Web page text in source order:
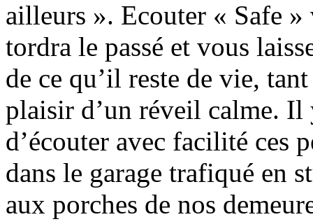
ailleurs ». Ecouter « Safe »
tordra le passé et vous
de ce qu’il reste de vie,
plaisir d’un réveil calme.
d’écouter avec facilité ces
dans le garage trafiqué en
aux porches de nos